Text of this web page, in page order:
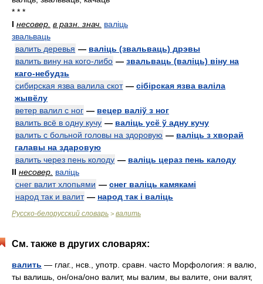
* * *
I несовер. в разн. знач. валіць
звальваць
валить деревья — валіць (звальваць) дрэвы
валить вину на кого-либо — звальваць (валіць) віну на
каго-небудзь
сибирская язва валила скот — сібірская язва валіла
жывёлу
ветер валил с ног — вецер валіў з ног
валить всё в одну кучу — валіць усё ў адну кучу
валить с больной головы на здоровую — валіць з хворай
галавы на здаровую
валить через пень колоду — валіць цераз пень калоду
II несовер. валіць
снег валит хлопьями — снег валіць камякамі
народ так и валит — народ так і валіць
Русско-белорусский словарь > валить
См. также в других словарях:
валить — глаг., нсв., употр. сравн. часто Морфология: я валю,
ты валишь, он/она/оно валит, мы валим, вы валите, они валят,